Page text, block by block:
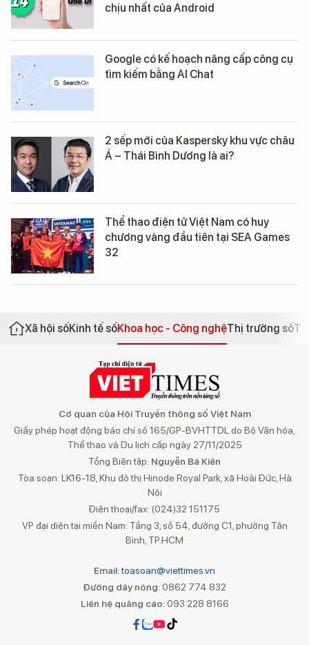
chịu nhất của Android
Google có kế hoạch nâng cấp công cụ
tìm kiếm bằng AI Chat
2 sếp mới của Kaspersky khu vực châu
Á – Thái Bình Dương là ai?
Thể thao điện tử Việt Nam có huy
chương vàng đầu tiên tại SEA Games
32
Xã hội sốKinh tế sốKhoa học - Công nghệThị trường số
Cơ quan của Hội Truyền thông số Việt Nam
Giấy phép hoạt động báo chí số 165/GP-BVHTTDL do Bộ Văn hóa,
Thể thao và Du lịch cấp ngày 27/11/2025
Tổng Biên tập: Nguyễn Bá Kiên
Tòa soạn: LK16-18, Khu đô thị Hinode Royal Park, xã Hoài Đức, Hà
Nội
Điện thoại/fax: (024)32 151175
VP đại diện tại miền Nam: Tầng 3, số 54, đường C1, phường Tân
Bình, TP.HCM
Email:toasoan@viettimes.vn
Đường dây nóng: 0862 774 832
Liên hệ quảng cáo:093 228 8166